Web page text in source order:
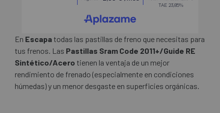
En Escapatodas las pastillas de freno que necesitas para
tus frenos. Las Pastillas Sram Code 2011+/Guide RE
Sintético/Acero tienen la ventaja de un mejor
rendimiento de frenado (especialmente en condiciones
húmedas) y un menor desgaste en superficies orgánicas.